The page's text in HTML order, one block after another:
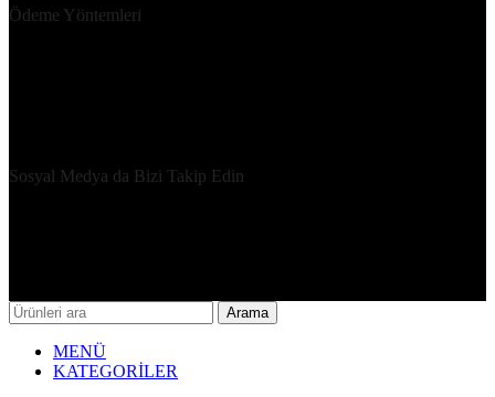
Ödeme Yöntemleri
Sosyal Medya da Bizi Takip Edin
Arama
MENÜ
KATEGORİLER